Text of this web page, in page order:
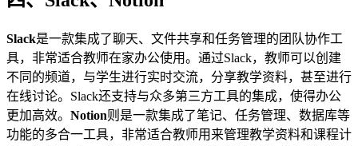
Slack是一款集成了聊天、文件共享和任务管理的团队协作工
具，非常适合教师在家办公使用。通过Slack，教师可以创建
不同的频道，与学生进行实时交流，分享教学资料，甚至进行
在线讨论。Slack还支持与众多第三方工具的集成，使得办公
更加高效。 Notion则是一款集成了笔记、任务管理、数据库等
功能的多合一工具，非常适合教师用来管理教学资料和课程计